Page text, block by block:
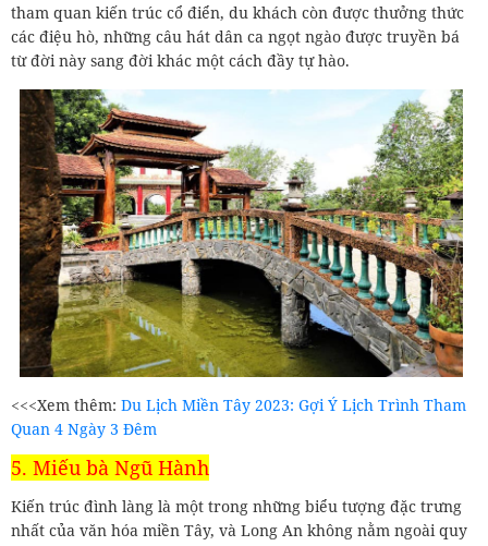
tham quan kiến trúc cổ điển, du khách còn được thưởng thức
các điệu hò, những câu hát dân ca ngọt ngào được truyền bá
từ đời này sang đời khác một cách đầy tự hào.
<<<Xem thêm: Du Lịch Miền Tây 2023: Gợi Ý Lịch Trình Tham
Quan 4 Ngày 3 Đêm
5. Miếu bà Ngũ Hành
Kiến trúc đình làng là một trong những biểu tượng đặc trưng
nhất của văn hóa miền Tây, và Long An không nằm ngoài quy